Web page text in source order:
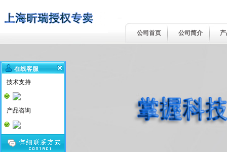
公司首页 公司简介
在线客服
技术支持
产品咨询